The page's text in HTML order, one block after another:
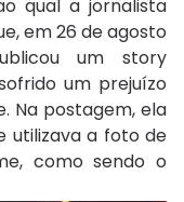
qual a jornalista
em 26 de agosto
um story
um prejuízo
Na postagem, ela
utilizava a foto de
como sendo o